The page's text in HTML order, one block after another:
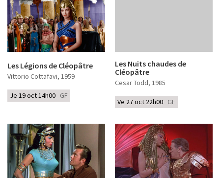
Les Légions de Cléopâtre
Vittorio Cottafavi, 1959
Je 19 oct 14h00 GF
Les Nuits chaudes de
Cléopâtre
Cesar Todd, 1985
Ve 27 oct 22h00 GF